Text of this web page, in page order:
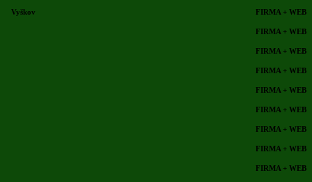
Vyškov FIRMA + WEB
FIRMA + WEB
FIRMA + WEB
FIRMA + WEB
FIRMA + WEB
FIRMA + WEB
FIRMA + WEB
FIRMA + WEB
FIRMA + WEB